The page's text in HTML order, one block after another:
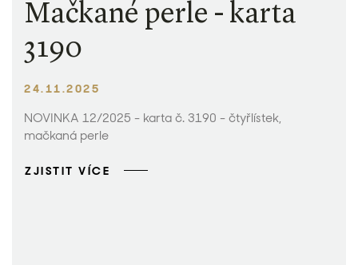
Mačkané perle - karta
3190
24.11.2025
NOVINKA 12/2025 - karta č. 3190 - čtyřlístek,
mačkaná perle
ZJISTIT VÍCE